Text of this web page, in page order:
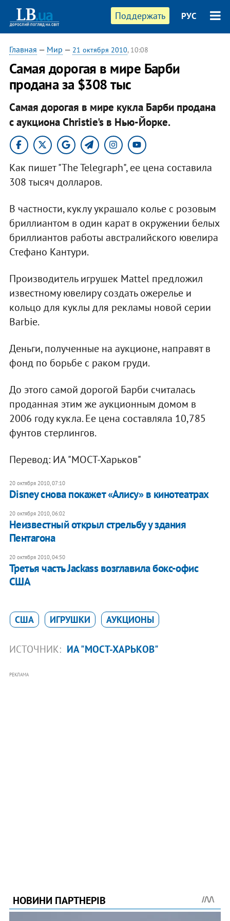
Поддержать РУС
Главная — Мир — 21 октября 2010, 10:08
Самая дорогая в мире Барби
продана за $308 тыс
Самая дорогая в мире кукла Барби продана
с аукциона Christie's в Нью-Йорке.​
Как пишет "The Telegraph", ее цена составила
308 тысяч долларов.
В частности, куклу украшало колье с розовым
бриллиантом в один карат в окружении белых
бриллиантов работы австралийского ювелира
Стефано Кантури.
Производитель игрушек Mattel предложил
известному ювелиру создать ожерелье и
кольцо для куклы для рекламы новой серии
Barbie.
Деньги, полученные на аукционе, направят в
фонд по борьбе с раком груди.
До этого самой дорогой Барби считалась
проданная этим же аукционным домом в
2006 году кукла. Ее цена составляла 10,785
фунтов стерлингов.
Перевод: ИА "МОСТ-Харьков"
20 октября 2010, 07:10
Disney снова покажет «Алису» в кинотеатрах
20 октября 2010, 06:02
Неизвестный открыл стрельбу у здания
Пентагона
20 октября 2010, 04:50
Третья часть Jackass возглавила бокс-офис
США
США ИГРУШКИ АУКЦИОНЫ
ИСТОЧНИК: ИА "МОСТ-ХАРЬКОВ"
РЕКЛАМА